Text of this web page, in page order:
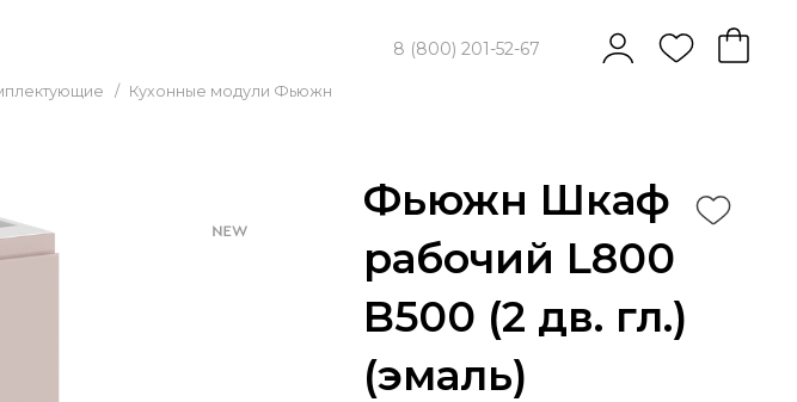
8 (800) 201-52-67
/ Кухонные модули Фьюжн
Фьюжн Шкаф
рабочий L800
B500 (2 дв. гл.)
(эмаль)